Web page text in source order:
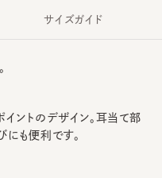
ントのデザイン。耳当て部
も便利です。
サイズガイド